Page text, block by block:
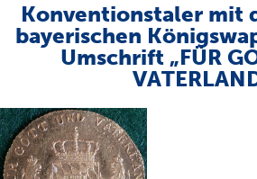
Konventionstaler mit
bayerischen
Umschrift „FÜR